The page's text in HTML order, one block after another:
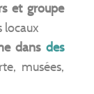
et groupe
locaux
dans des
musées,